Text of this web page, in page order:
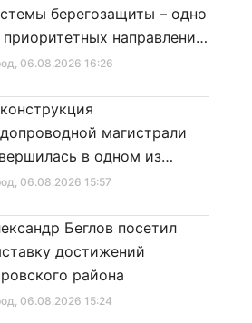
, 06.08.2026 16:26
берегозащиты – одно
приоритетных направлений
Петербурга
, 06.08.2026 15:57
магистрали
в одном из
города
, 06.08.2026 15:24
Беглов посетил
достижений
района